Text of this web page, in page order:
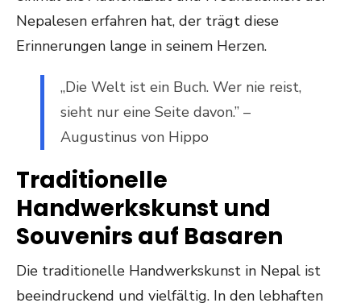
Nepalesen erfahren hat, der trägt diese
Erinnerungen lange in seinem Herzen.
„Die Welt ist ein Buch. Wer nie reist,
sieht nur eine Seite davon.” –
Augustinus von Hippo
Traditionelle
Handwerkskunst und
Souvenirs auf Basaren
Die traditionelle Handwerkskunst in Nepal ist
beeindruckend und vielfältig. In den lebhaften